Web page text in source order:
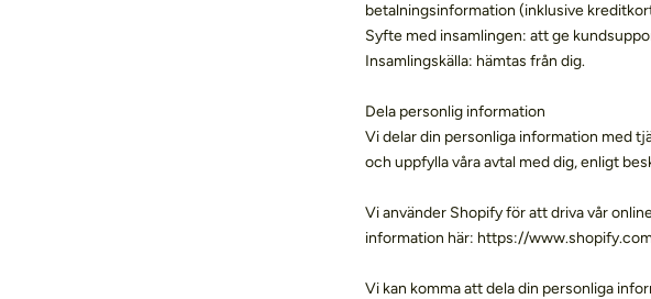
betalningsinformation (inklusive
Syfte med insamlingen: att ge
Insamlingskälla: hämtas från dig.
Dela personlig information
Vi delar din personliga information med
och uppfylla våra avtal med dig, enligt
Vi använder Shopify för att driva vår
information här: https://
Vi kan komma att dela din personliga